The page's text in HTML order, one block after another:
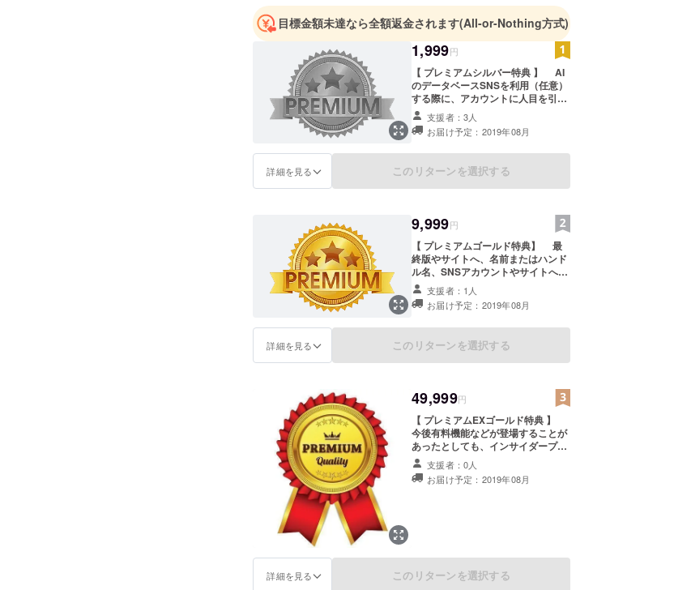
目標金額未達なら全額返金されます(All-or-Nothing方式)
1,999円
【 プレミアムシルバー特典 】 AI
のデータベースSNSを利用（任意）
する際に、アカウントに人目を引き
やすいプレミアムデザイン（シル
バーなど）が設定可能になるといっ
た一般ユーザーに無い機能が付加さ
支援者：3人
お届け予定：2019年08月
詳細を見る このリターンを選択する
9,999円
【 プレミアムゴールド特典】 最
終版やサイトへ、名前またはハンド
ル名、SNSアカウントやサイトへの
リンクなどをクレジット（※クレ
ジットが必要な方は、支援時の備考
欄にご希望のお名前やリンクなどを
プレミアムデザイン（ゴールドな
ど）が設定可能になり、投稿制限数
た機能の解禁なども行われます。
支援者：1人
お届け予定：2019年08月
詳細を見る このリターンを選択する
49,999円
【 プレミアムEXゴールド特典 】
今後有料機能などが登場することが
あったとしても、インサイダープレ
ミアム版として先行して提供される
ようにします。 また、AIのデータ
ベースSNSを利用する際に、アカウ
各種先行機能への優先利用権などが
提供されます。 最終版やサイト
支援者：0人
お届け予定：2019年08月
詳細を見る このリターンを選択する